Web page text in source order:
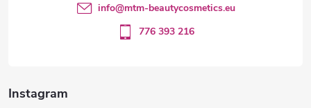
Instagram
info@mtm-beautycosmetics.eu
776 393 216